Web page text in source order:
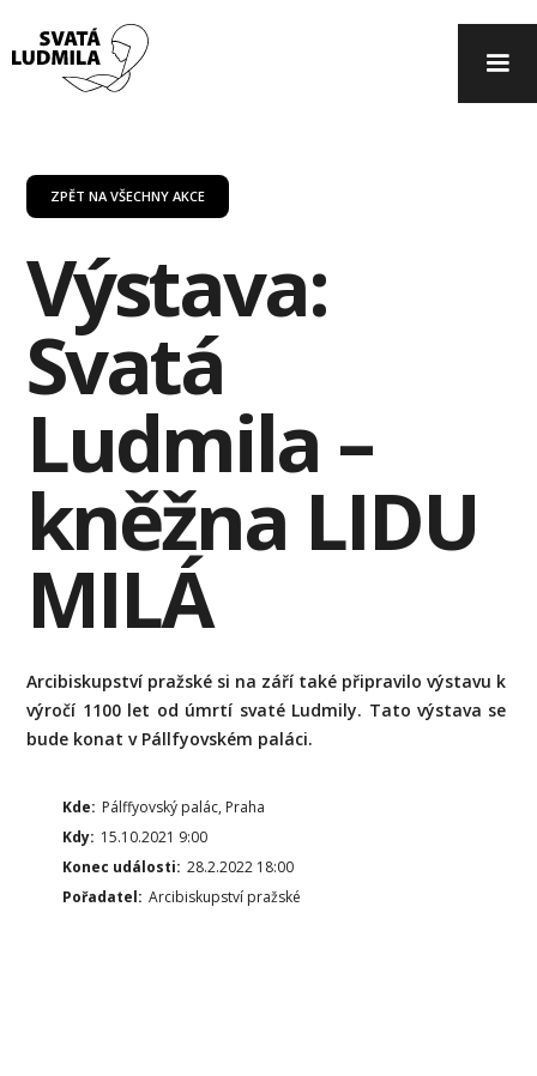
ZPĚT NA VŠECHNY AKCE
Výstava:
Svatá
Ludmila –
kněžna LIDU
MILÁ
Arcibiskupství pražské si na září také připravilo výstavu k
výročí 1100 let od úmrtí svaté Ludmily. Tato výstava se
bude konat v Pállfyovském paláci.
Kde: Pálffyovský palác, Praha
Kdy: 15.10.2021 9:00
Konec události: 28.2.2022 18:00
Pořadatel: Arcibiskupství pražské